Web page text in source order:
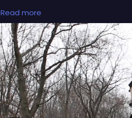
#darkwave
#youtube#musicvideo
#littleblackdress#witchyvibes
#johnnythorns#throwback#music
Read more